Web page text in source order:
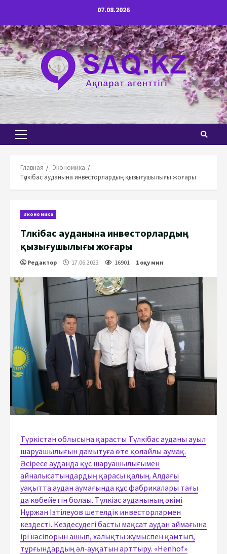
содержимому
07.08.2026
Основное
Главная
Экономика
Түлкібас ауданына инвесторлардың қызығушылығы жоғары
Экономика
Түлкібас ауданына инвесторлардың
қызығушылығы жоғары
Редактор 17.06.2023 16901 1 оқу мин
Түркістан облысына қарасты Түлкібас ауданы ауыл
шаруашылығын дамытуға өте қолайлы аумақ.
Әсіресе ауданда құс шаруашылығымен
айналысатындардың қарасы қалың. Алдағы
уақытта аудан аумағында құс фабрикалары тағы
да көбейетін болаы. Түлкіас ауданының әкімі
Нұржан Ізтілеуов шетелдік инвесторлармен
кездесті. Кездесудегі басты мақсат аудан аймағына
ірі кәсіпорын ашып, халықты жұмыспен қамтып,
тұрғындардың әл-ауқатын арттыру. «Henhof»